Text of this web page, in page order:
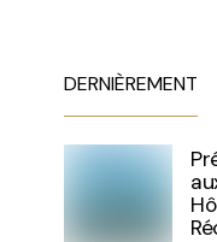
DERNIÈREMENT